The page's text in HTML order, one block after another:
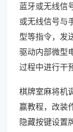
蓝牙或无线信
或无线信号与
型等指令，发
驱动内部微型
过程中进行干
棋牌室麻将机
赢教程，改装
隐藏按键设置